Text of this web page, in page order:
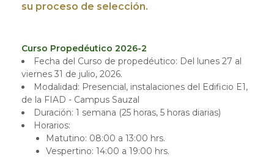
su proceso de selección.
Curso Propedéutico 2026-2
Fecha del Curso de propedéutico: Del lunes 27 al
viernes 31 de julio, 2026.
Modalidad: Presencial, instalaciones del Edificio E1,
de la FIAD - Campus Sauzal
Duración: 1 semana (25 horas, 5 horas diarias)
Horarios:
Matutino: 08:00 a 13:00 hrs.
Vespertino: 14:00 a 19:00 hrs.